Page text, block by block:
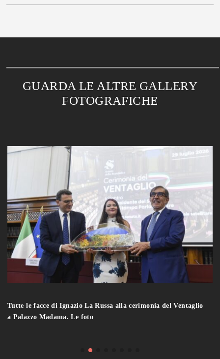
GUARDA LE ALTRE GALLERY
FOTOGRAFICHE
Tutte le facce di Ignazio La Russa alla cerimonia del Ventaglio
a Palazzo Madama. Le foto